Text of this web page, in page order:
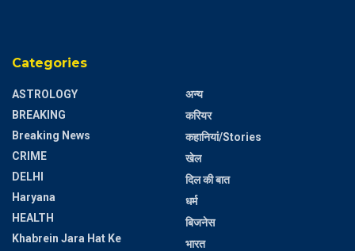
Categories
ASTROLOGY
BREAKING
Breaking News
CRIME
DELHI
Haryana
HEALTH
Khabrein Jara Hat Ke
अन्य
करियर
कहानियां/Stories
खेल
दिल की बात
धर्म
बिजनेस
भारत